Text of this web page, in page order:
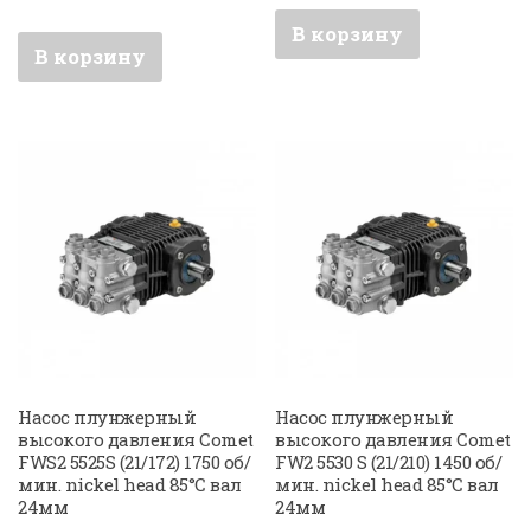
В корзину
В корзину
Насос плунжерный
высокого давления Comet
FWS2 5525S (21/172) 1750 об/
мин. nickel head 85°C вал
24мм
Насос плунжерный
высокого давления Comet
FW2 5530 S (21/210) 1450 об/
мин. nickel head 85°C вал
24мм